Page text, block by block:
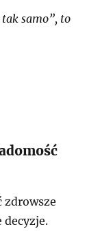
tak samo”, to
zdrowsze
decyzje.